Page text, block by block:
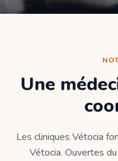
Une
Les cliniques Vétocia
Vétocia. Ouvertes